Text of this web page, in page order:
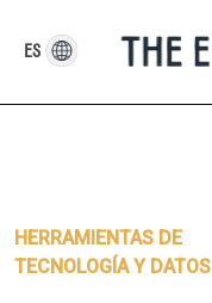
content
HERRAMIENTAS DE
TECNOLOGÍA Y DATOS
ES